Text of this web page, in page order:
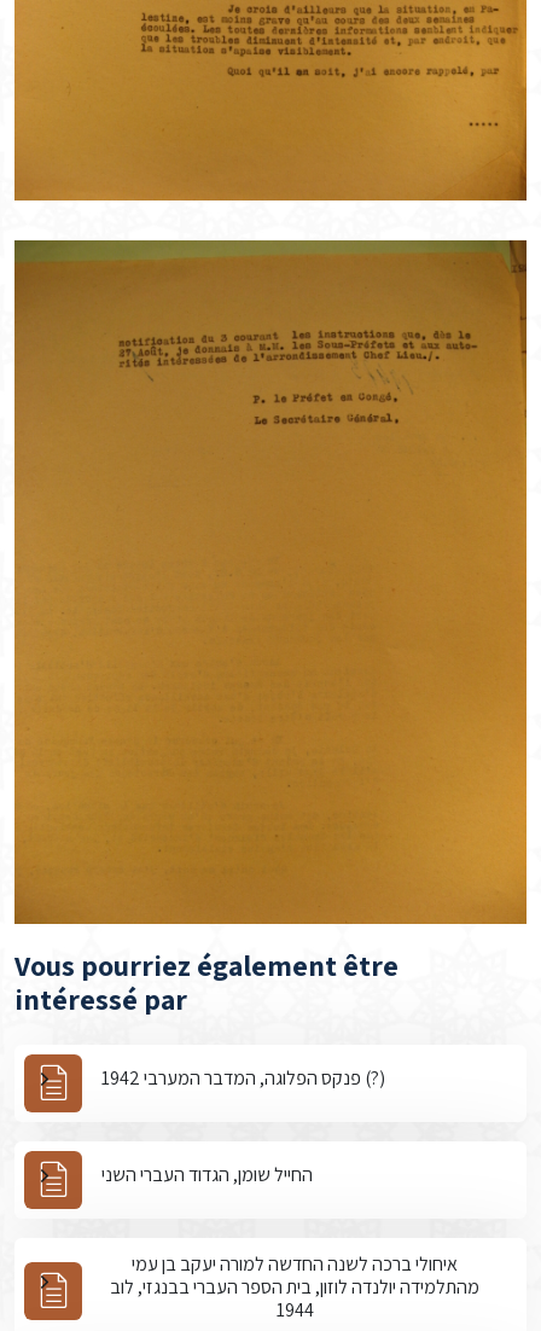
Vous pourriez également être
intéressé par
פנקס הפלוגה, המדבר המערבי 1942 (?)
החייל שומן, הגדוד העברי השני
איחולי ברכה לשנה החדשה למורה יעקב בן עמי
מהתלמידה יולנדה לוזון, בית הספר העברי בבנגזי, לוב
1944